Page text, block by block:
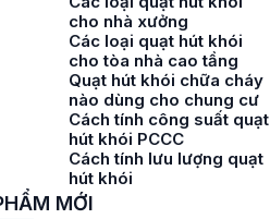
cho nhà xưởng
Các loại quạt hút khói
cho tòa nhà cao tầng
Quạt hút khói chữa cháy
nào dùng cho chung cư
Cách tính công suất quạt
hút khói PCCC
Cách tính lưu lượng quạt
hút khói
MỚI